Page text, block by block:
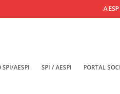
SPI/AESPI SPI / AESPI PORTAL